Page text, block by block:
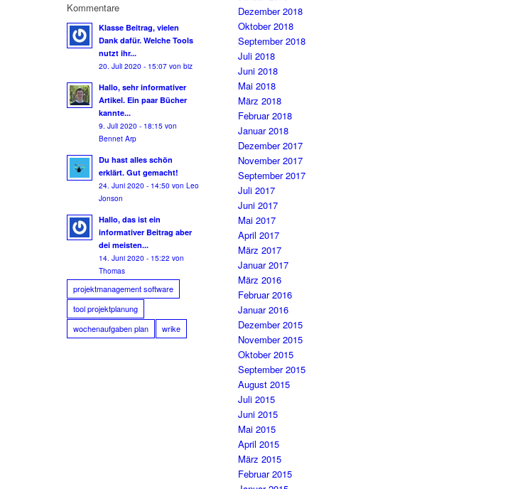
Kommentare
Klasse Beitrag, vielen
Dank dafür. Welche Tools
nutzt ihr...
20. Juli 2020 - 15:07 von biz
Hallo, sehr informativer
Artikel. Ein paar Bücher
kannte...
9. Juli 2020 - 18:15 von
Bennet Arp
Du hast alles schön
erklärt. Gut gemacht!
24. Juni 2020 - 14:50 von Leo
Jonson
Hallo, das ist ein
informativer Beitrag aber
dei meisten...
14. Juni 2020 - 15:22 von
Thomas
projektmanagement software
tool projektplanung
wochenaufgaben plan
wrike
Dezember 2018
Oktober 2018
September 2018
Juli 2018
Juni 2018
Mai 2018
März 2018
Februar 2018
Januar 2018
Dezember 2017
November 2017
September 2017
Juli 2017
Juni 2017
Mai 2017
April 2017
März 2017
Januar 2017
März 2016
Februar 2016
Januar 2016
Dezember 2015
November 2015
Oktober 2015
September 2015
August 2015
Juli 2015
Juni 2015
Mai 2015
April 2015
März 2015
Februar 2015